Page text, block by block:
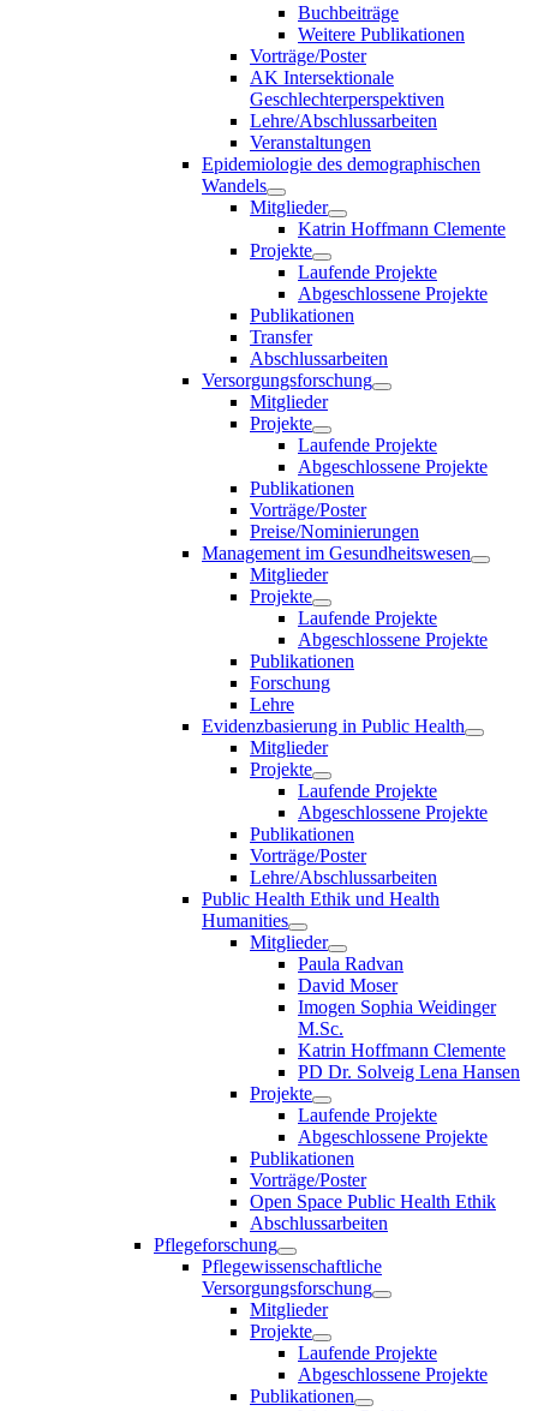
Buchbeiträge
Weitere Publikationen
Vorträge/Poster
AK Intersektionale
Geschlechterperspektiven
Lehre/Abschlussarbeiten
Veranstaltungen
Epidemiologie des demographischen
Wandels
Mitglieder
Katrin Hoffmann Clemente
Projekte
Laufende Projekte
Abgeschlossene Projekte
Publikationen
Transfer
Abschlussarbeiten
Versorgungsforschung
Mitglieder
Projekte
Laufende Projekte
Abgeschlossene Projekte
Publikationen
Vorträge/Poster
Preise/Nominierungen
Management im Gesundheitswesen
Mitglieder
Projekte
Laufende Projekte
Abgeschlossene Projekte
Publikationen
Forschung
Lehre
Evidenzbasierung in Public Health
Mitglieder
Projekte
Laufende Projekte
Abgeschlossene Projekte
Publikationen
Vorträge/Poster
Lehre/Abschlussarbeiten
Public Health Ethik und Health
Humanities
Mitglieder
Paula Radvan
David Moser
Imogen Sophia Weidinger
M.Sc.
Katrin Hoffmann Clemente
PD Dr. Solveig Lena Hansen
Projekte
Laufende Projekte
Abgeschlossene Projekte
Publikationen
Vorträge/Poster
Open Space Public Health Ethik
Abschlussarbeiten
Pflegeforschung
Pflegewissenschaftliche
Versorgungsforschung
Mitglieder
Projekte
Laufende Projekte
Abgeschlossene Projekte
Publikationen